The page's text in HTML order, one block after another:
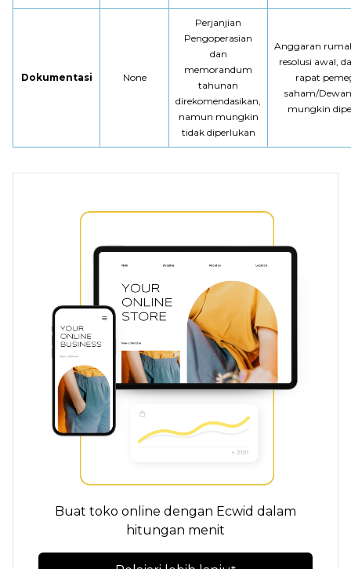
Dokumentasi None
Perjanjian
Pengoperasian
dan
memorandum
tahunan
direkomendasikan,
namun mungkin
tidak diperlukan
Anggaran
resolusi awal,
rapat
saham/
mungkin
Buat toko online dengan Ecwid dalam
hitungan menit